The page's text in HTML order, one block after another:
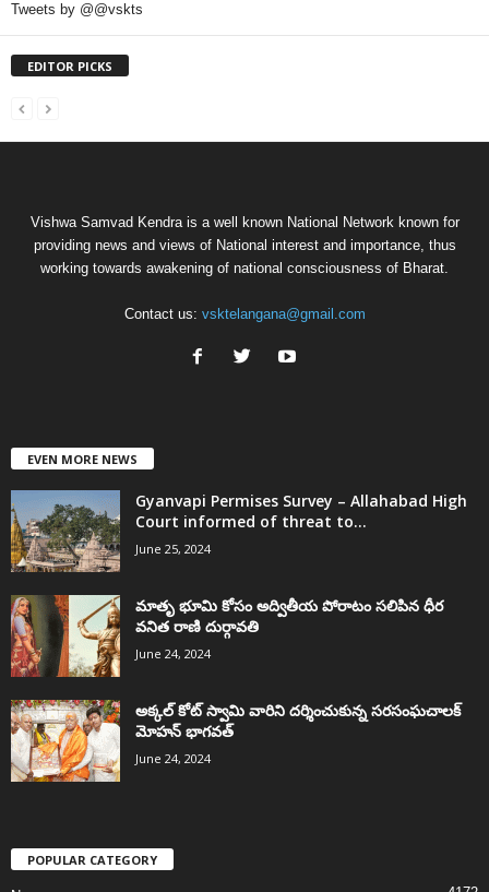
Tweets by @@vskts
EDITOR PICKS
Vishwa Samvad Kendra is a well known National Network known for
providing news and views of National interest and importance, thus
working towards awakening of national consciousness of Bharat.
Contact us: vsktelangana@gmail.com
EVEN MORE NEWS
Gyanvapi Permises Survey – Allahabad High
Court informed of threat to...
June 25, 2024
మాతృ భూమి కోసం అద్వితీయ పోరాటం సలిపిన ధీర
వనిత రాణి దుర్గావతి
June 24, 2024
అక్కల్‌ కోట్‌ స్వామి వారిని దర్శించుకున్న సరసంఘచాలక్
మోహన్ భాగవత్
June 24, 2024
POPULAR CATEGORY